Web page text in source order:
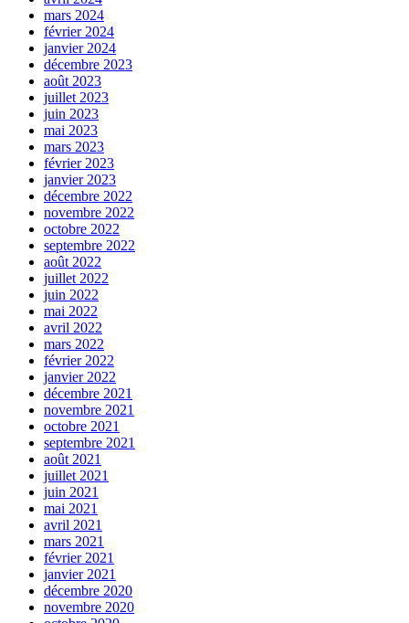
mars 2024
février 2024
janvier 2024
décembre 2023
août 2023
juillet 2023
juin 2023
mai 2023
mars 2023
février 2023
janvier 2023
décembre 2022
novembre 2022
octobre 2022
septembre 2022
août 2022
juillet 2022
juin 2022
mai 2022
avril 2022
mars 2022
février 2022
janvier 2022
décembre 2021
novembre 2021
octobre 2021
septembre 2021
août 2021
juillet 2021
juin 2021
mai 2021
avril 2021
mars 2021
février 2021
janvier 2021
décembre 2020
novembre 2020